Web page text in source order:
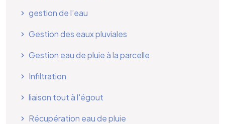
gestion de l’eau
Gestion des eaux pluviales
Gestion eau de pluie à la parcelle
Infiltration
liaison tout à l'égout
Récupération eau de pluie